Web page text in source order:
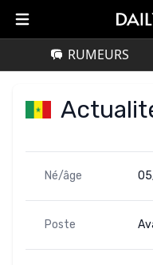
RUMEURS
Né/âge
Poste